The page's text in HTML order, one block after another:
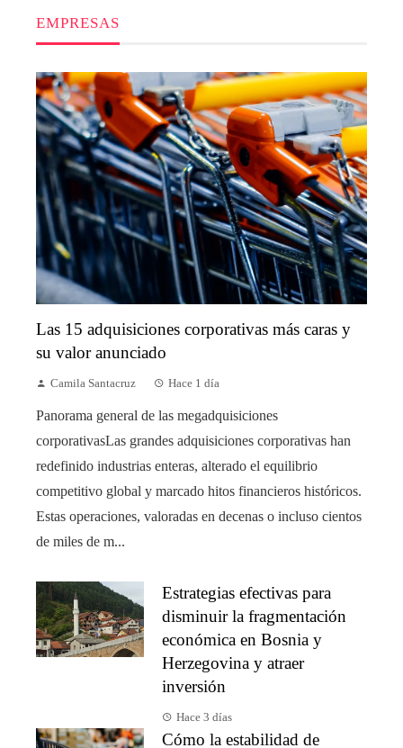
EMPRESAS
Las 15 adquisiciones corporativas más caras y
su valor anunciado
Camila Santacruz Hace 1 día
Panorama general de las megadquisiciones
corporativasLas grandes adquisiciones corporativas han
redefinido industrias enteras, alterado el equilibrio
competitivo global y marcado hitos financieros históricos.
Estas operaciones, valoradas en decenas o incluso cientos
de miles de m...
Estrategias efectivas para
disminuir la fragmentación
económica en Bosnia y
Herzegovina y atraer
inversión
Hace 3 días
Cómo la estabilidad de